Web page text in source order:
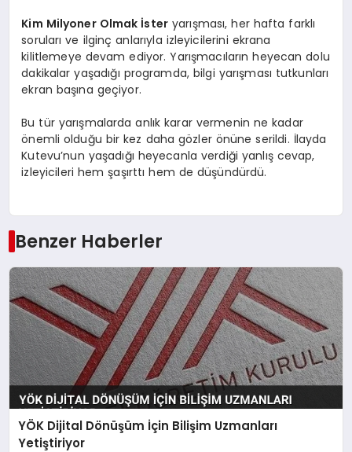
Kim Milyoner Olmak İster yarışması, her hafta farklı
soruları ve ilginç anlarıyla izleyicilerini ekrana
kilitlemeye devam ediyor. Yarışmacıların heyecan dolu
dakikalar yaşadığı programda, bilgi yarışması tutkunları
ekran başına geçiyor.
Bu tür yarışmalarda anlık karar vermenin ne kadar
önemli olduğu bir kez daha gözler önüne serildi. İlayda
Kutevu’nun yaşadığı heyecanla verdiği yanlış cevap,
izleyicileri hem şaşırttı hem de düşündürdü.
Benzer Haberler
YÖK Dijital Dönüşüm İçin Bilişim Uzmanları
Yetiştiriyor